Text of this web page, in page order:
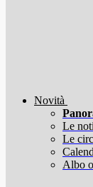
Novità
Le
Le
Albo